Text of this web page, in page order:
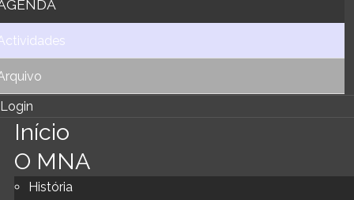
Login
Início
O MNA
História